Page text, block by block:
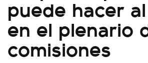
puede hacer
en el plenario
comisiones